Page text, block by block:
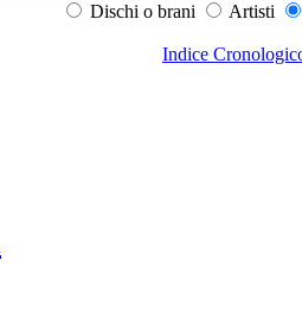
Dischi o brani Artisti
Indice